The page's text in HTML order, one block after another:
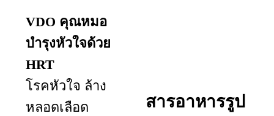
VDO คุณหมอ
บำรุงหัวใจด้วย
HRT
โรคหัวใจ ล้าง
หลอดเลือด
สารอาหารรูป